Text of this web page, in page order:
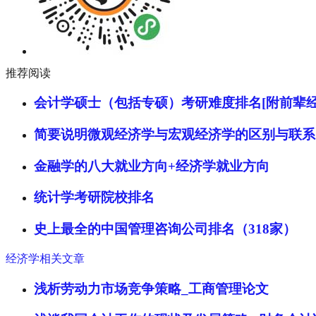
推荐阅读
会计学硕士（包括专硕）考研难度排名[附前辈
简要说明微观经济学与宏观经济学的区别与联系
金融学的八大就业方向+经济学就业方向
统计学考研院校排名
史上最全的中国管理咨询公司排名（318家）
经济学相关文章
浅析劳动力市场竞争策略_工商管理论文